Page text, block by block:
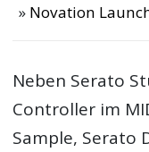
Novation
Neben Serato
Controller im
Sample, Serato